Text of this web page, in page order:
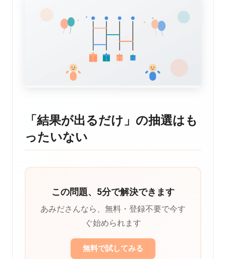
「結果が出るだけ」の抽選はも
ったいない
この問題、5分で解決できます
あみださんなら、無料・登録不要で今す
ぐ始められます
無料で試してみる